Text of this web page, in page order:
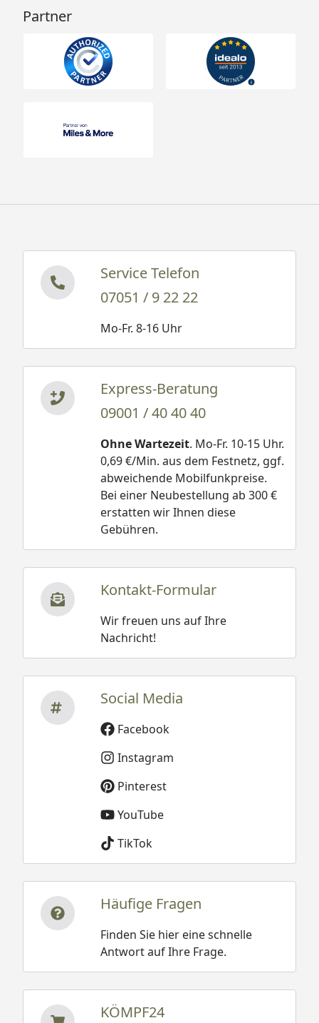
Technische Daten
Karibu Akubi Kinderspielturm Luis -
Montageanleitung
Montageanleitung
Partner
Service Telefon
07051 / 9 22 22
Mo-Fr. 8-16 Uhr
Express-Beratung
09001 / 40 40 40
Ohne Wartezeit. Mo-Fr. 10-15 Uhr.
0,69 €/Min. aus dem Festnetz, ggf.
abweichende Mobilfunkpreise.
Bei einer Neubestellung ab 300 €
erstatten wir Ihnen diese
Gebühren.
Kontakt-Formular
Wir freuen uns auf Ihre
Nachricht!
Social Media
Facebook
Instagram
Pinterest
YouTube
TikTok
Häufige Fragen
Finden Sie hier eine schnelle
Antwort auf Ihre Frage.
KÖMPF24